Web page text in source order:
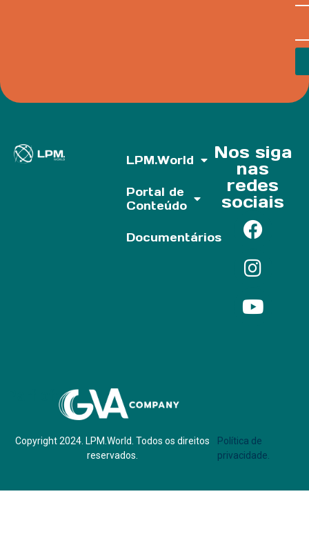
LPM.World
Portal de
Conteúdo
Documentários
Nos siga
nas
redes
sociais
Copyright 2024. LPM.World. Todos os direitos
reservados.
Política de
privacidade.